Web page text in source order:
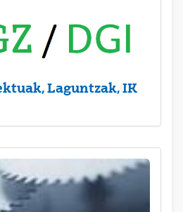
Laguntzak, IK